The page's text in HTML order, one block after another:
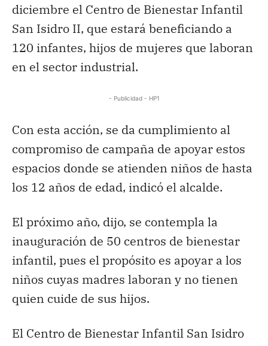
diciembre el Centro de Bienestar Infantil
San Isidro II, que estará beneficiando a
120 infantes, hijos de mujeres que laboran
en el sector industrial.
- Publicidad - HP1
Con esta acción, se da cumplimiento al
compromiso de campaña de apoyar estos
espacios donde se atienden niños de hasta
los 12 años de edad, indicó el alcalde.
El próximo año, dijo, se contempla la
inauguración de 50 centros de bienestar
infantil, pues el propósito es apoyar a los
niños cuyas madres laboran y no tienen
quien cuide de sus hijos.
El Centro de Bienestar Infantil San Isidro